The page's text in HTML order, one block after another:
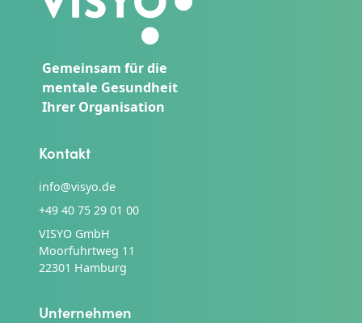
Gemeinsam für die
mentale Gesundheit
Ihrer Organisation
Kontakt
info@visyo.de
+49 40 75 29 01 00
VISYO GmbH
Moorfuhrtweg 11
22301 Hamburg
Unternehmen